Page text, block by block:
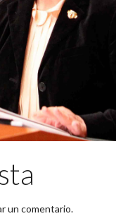
un comentario.